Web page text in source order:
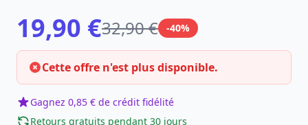
19,90 €32,90 € -40%
Cette offre n'est plus disponible.
Gagnez 0,85 € de crédit fidélité
Retours gratuits pendant 30 jours